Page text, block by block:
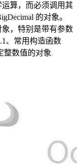
算，而必须调用其
的对象。
，特别是带有参数
、常用构造函数
整数值的对象